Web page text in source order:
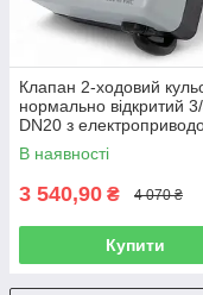
Клапан 2-ходовий
нормально відкритий
DN20 з
Tervix Pro Line ORC
В наявності
3 540,90 ₴ 4 070 ₴
Купити